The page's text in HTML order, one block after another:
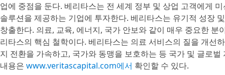
업에 중점을 둔다. 베리타스는 전 세계 정부 및 상업 고객에게
솔루션을 제공하는 기업에 투자한다. 베리타스는 유기적 성장
창출한다. 의료, 교육, 에너지, 국가 안보와 같이 매우 중요한
리타스의 핵심 철학이다. 베리타스는 의료 서비스의 질을 개선
지 전환을 가속하고, 국가와 동맹을 보호하는 등 국가 및 글로
내용은 www.veritascapital.com에서 확인할 수 있다.